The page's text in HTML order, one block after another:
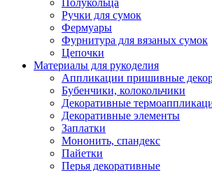
Полукольца
Ручки для сумок
Фермуары
Фурнитура для вязаных сумок
Цепочки
Материалы для рукоделия
Аппликации пришивные
Бубенчики, колокольчики
Декоративные
Декоративные элементы
Заплатки
Мононить, спандекс
Пайетки
Перья декоративные